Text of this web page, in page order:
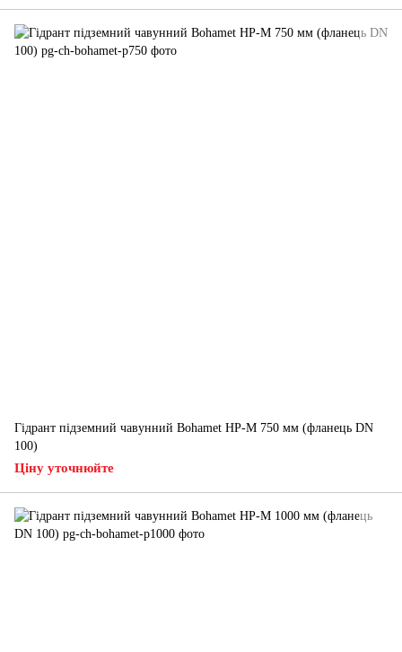
Гідрант підземний чавунний Bohamet HP-M 750 мм (фланець DN
100)
Ціну уточнюйте